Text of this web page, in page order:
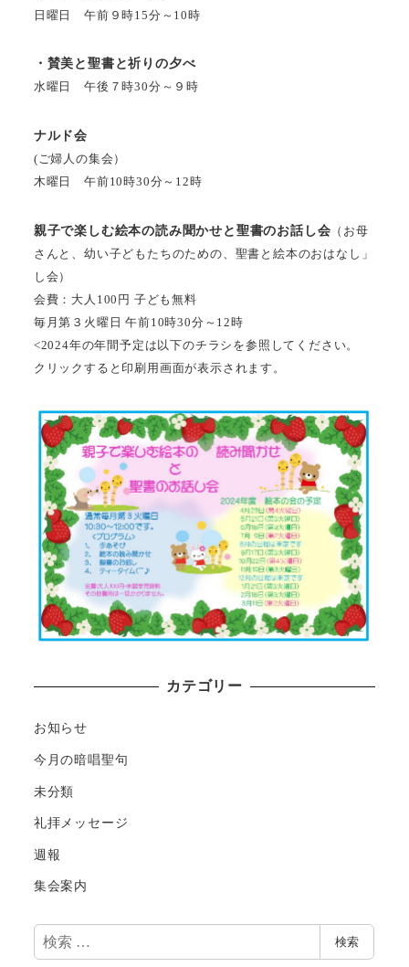
日曜日 午前９時15分～10時
・賛美と聖書と祈りの夕べ
水曜日 午後７時30分～９時
ナルド会
(ご婦人の集会）
木曜日 午前10時30分～12時
親子で楽しむ絵本の読み聞かせと聖書のお話し会 （お母
さんと、幼い子どもたちのための、聖書と絵本のおはなし」
し会）
会費：大人100円 子ども無料
毎月第３火曜日 午前10時30分～12時
<2024年の年間予定は以下のチラシを参照してください。
クリックすると印刷用画面が表示されます。
カテゴリー
お知らせ
今月の暗唱聖句
未分類
礼拝メッセージ
週報
集会案内
検
索
検索